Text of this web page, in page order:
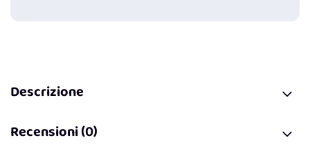
Descrizione
Recensioni (0)